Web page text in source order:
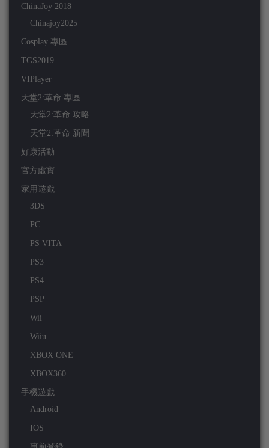
ChinaJoy 2018
Chinajoy2025
Cosplay 專區
TGS2019
VIPlayer
天堂2:革命 專區
天堂2:革命 攻略
天堂2:革命 新聞
好康活動
官方虛寶
家用遊戲
3DS
PC
PS VITA
PS3
PS4
PSP
Wii
Wiiu
XBOX ONE
XBOX360
手機遊戲
Android
IOS